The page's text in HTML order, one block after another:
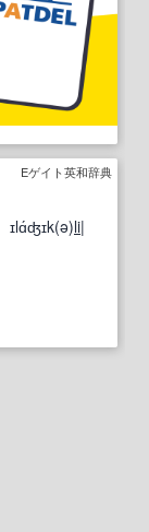
Eゲイト英和辞典
ɪlɑ́ʤɪk(ə)li|